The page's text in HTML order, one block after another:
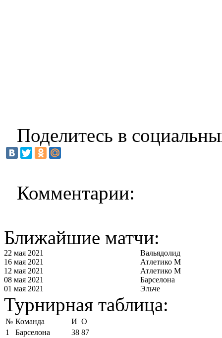
Поделитесь в
Комментарии:
Ближайшие матчи:
22 мая 2021
Вальядолид
16 мая 2021
Атлетико М
12 мая 2021
Атлетико М
08 мая 2021
Барселона
01 мая 2021
Эльче
Турнирная таблица:
№ Команда И О
1
Барселона 38 87